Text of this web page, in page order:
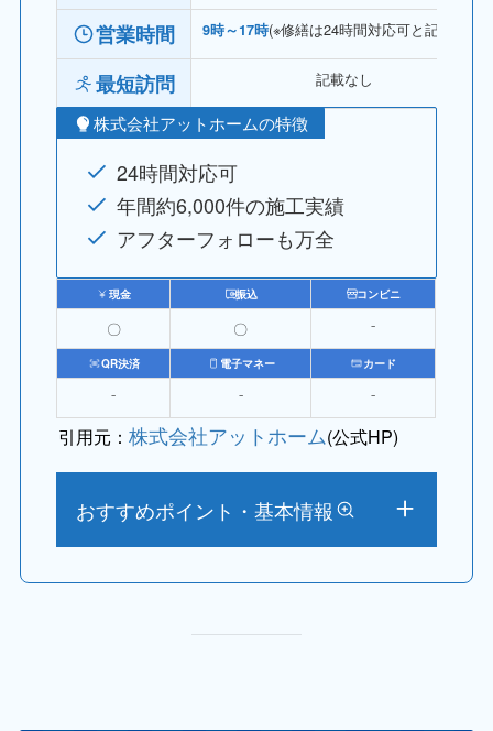
営業時間 9時～17時(※修繕は24時間対応可と記載あり)
最短訪問 記載なし
株式会社アットホームの特徴
24時間対応可
年間約6,000件の施工実績
アフターフォローも万全
現金 振込 コンビニ
〇 〇 ⁻
QR決済 電子マネー カード
⁻ ⁻ ⁻
引用元：株式会社アットホーム(公式HP)
おすすめポイント・基本情報